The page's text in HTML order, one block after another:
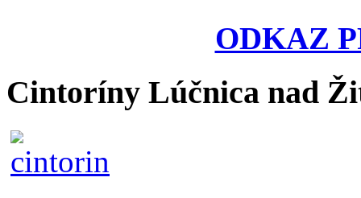
ODKAZ
Cintoríny Lúčnica nad